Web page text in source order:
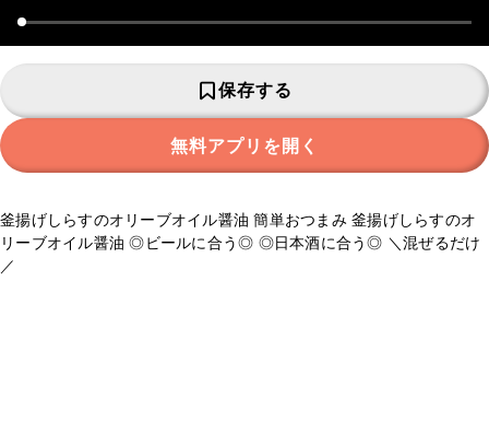
保存する
無料アプリを開く
釜揚げしらすのオリーブオイル醤油 簡単おつまみ 釜揚げしらすのオ
リーブオイル醤油 ◎ビールに合う◎ ◎日本酒に合う◎ ＼混ぜるだけ
／